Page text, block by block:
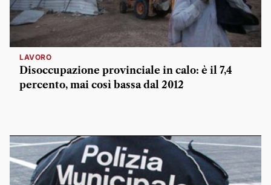
LAVORO
Disoccupazione provinciale in calo: è il 7,4
percento, mai così bassa dal 2012